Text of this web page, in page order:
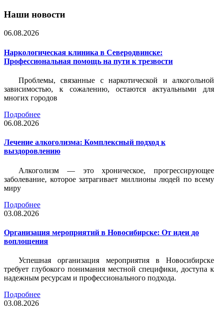
Наши новости
06.08.2026
Наркологическая клиника в Северодвинске:
Профессиональная помощь на пути к трезвости
Проблемы, связанные с наркотической и алкогольной
зависимостью, к сожалению, остаются актуальными для
многих городов
Подробнее
06.08.2026
Лечение алкоголизма: Комплексный подход к
выздоровлению
Алкоголизм — это хроническое, прогрессирующее
заболевание, которое затрагивает миллионы людей по всему
миру
Подробнее
03.08.2026
Организация мероприятий в Новосибирске: От идеи до
воплощения
Успешная организация мероприятия в Новосибирске
требует глубокого понимания местной специфики, доступа к
надежным ресурсам и профессионального подхода.
Подробнее
03.08.2026